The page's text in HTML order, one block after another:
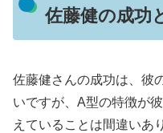
佐藤健の成功
佐藤健さんの成功は、彼
いですが、A型の特徴が
えていることは間違いあ